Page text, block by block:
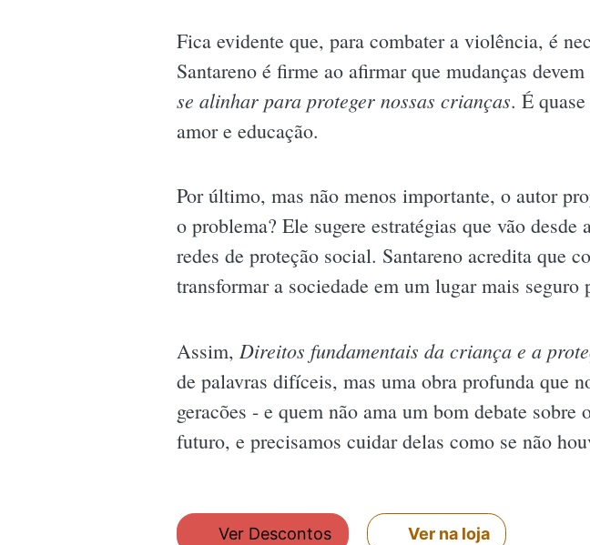
Fica evidente que, para combater a violência, é
Santareno é firme ao afirmar que mudanças
se alinhar para proteger nossas crianças. É
amor e educação.
Por último, mas não menos importante, o autor
o problema? Ele sugere estratégias que vão
redes de proteção social. Santareno acredita que
transformar a sociedade em um lugar mais seguro
Assim, Direitos fundamentais da criança e a
de palavras difíceis, mas uma obra profunda que
geracões - e quem não ama um bom debate
futuro, e precisamos cuidar delas como se não
Ver Descontos Ver na loja